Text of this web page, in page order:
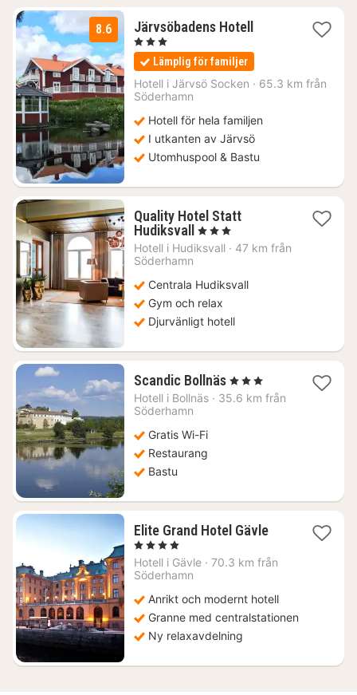
8.6 Järvsöbadens Hotell 1
från
1380
kr.
, 3 Stjärnor
Lämplig för familjer
Hotell i Järvsö Socken · 65.3 km från
Söderhamn
Hotell för hela familjen
I utkanten av Järvsö
Utomhuspool & Bastu
Quality Hotel Statt
Hudiksvall
1
natt
kr.
, 3 Stjärnor
Hotell i Hudiksvall · 47 km från
Söderhamn
Centrala Hudiksvall
Gym och relax
Djurvänligt hotell
Scandic Bollnäs1
natt
, 3 Stjärnor
Hotell i Bollnäs · 35.6 km från
Söderhamn
Gratis Wi-Fi
Restaurang
Bastu
Elite Grand Hotel Gävle1
från
, 4 Stjärnor
Hotell i Gävle · 70.3 km från
Söderhamn
Anrikt och modernt hotell
Granne med centralstationen
Ny relaxavdelning